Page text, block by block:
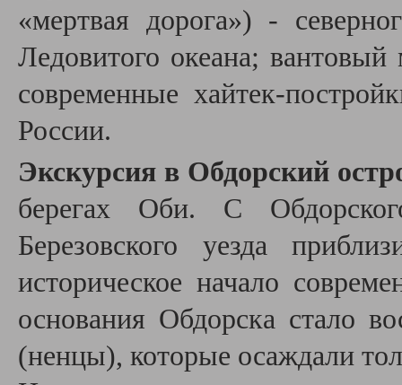
«мертвая дорога») -
Ледовитого океана;
современные хайтек-
России.
Экскурсия в Обдорский
берегах Оби. С
Березовского уезда
историческое начало
основания Обдорска стало
(ненцы), которые осаждали